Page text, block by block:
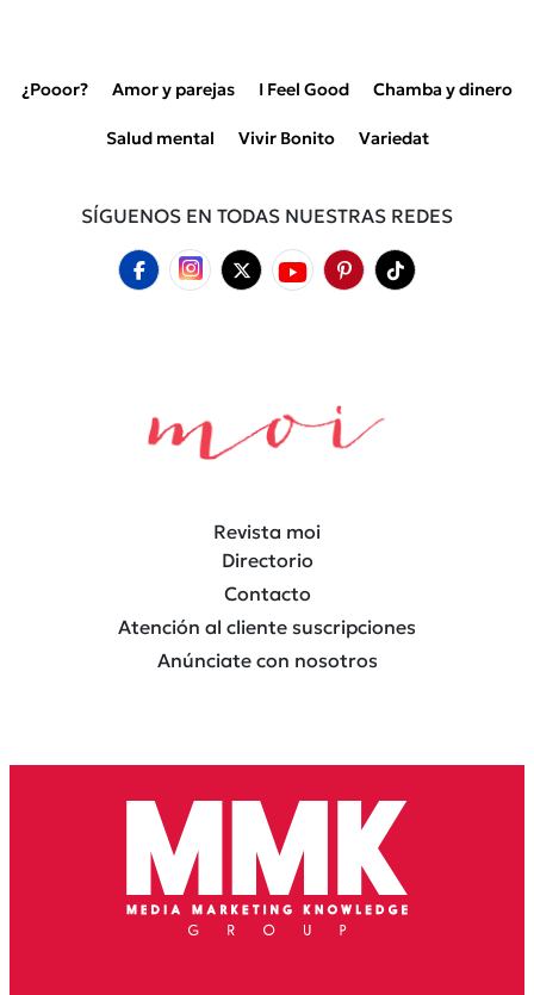
¿Pooor? Amor y parejas I Feel Good Chamba y dinero
Salud mental Vivir Bonito Variedat
SÍGUENOS EN TODAS NUESTRAS REDES
Revista moi
Directorio
Contacto
Atención al cliente suscripciones
Anúnciate con nosotros